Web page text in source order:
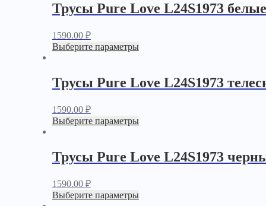
Трусы Pure Love L24S1973 белые
1590.00 ₽
Выберите параметры
Трусы Pure Love L24S1973
1590.00 ₽
Выберите параметры
Трусы Pure Love L24S1973
1590.00 ₽
Выберите параметры